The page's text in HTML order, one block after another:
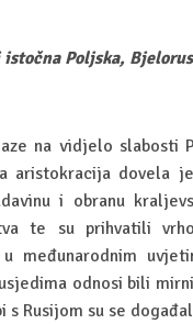
Poljska,
na vidjelo slabosti
aristokracija dovela
i obranu
te su prihvatili
međunarodnim
odnosi bili
s Rusijom su se